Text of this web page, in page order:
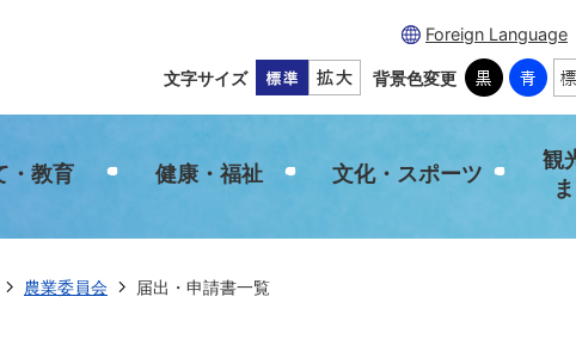
Foreign Language
文字サイズ 背景色変更
・教育 健康・福祉 文化・スポーツ
観
農業委員会 届出・申請書一覧